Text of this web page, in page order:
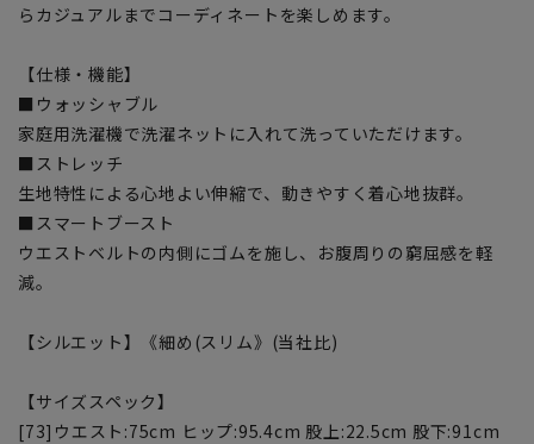
らカジュアルまでコーディネートを楽しめます。
【仕様・機能】
■ウォッシャブル
家庭用洗濯機で洗濯ネットに入れて洗っていただけます。
■ストレッチ
生地特性による心地よい伸縮で、動きやすく着心地抜群。
■スマートブースト
ウエストベルトの内側にゴムを施し、お腹周りの窮屈感を軽
減。
【シルエット】《細め(スリム》(当社比)
【サイズスペック】
[73]ウエスト:75cm ヒップ:95.4cm 股上:22.5cm 股下:91cm